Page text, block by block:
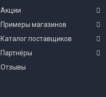
Акции
Примеры магазинов
Каталог поставщиков
Партнёры
Отзывы